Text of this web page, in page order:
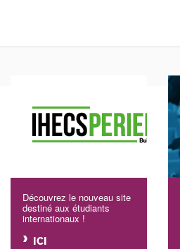
Découvrez le nouveau site
destiné aux étudiants
internationaux !
ICI